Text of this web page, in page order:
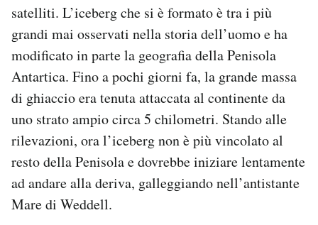
Esci
satelliti. L’iceberg che si è formato è tra i più
grandi mai osservati nella storia dell’uomo e ha
modificato in parte la geografia della Penisola
Antartica. Fino a pochi giorni fa, la grande massa
di ghiaccio era tenuta attaccata al continente da
uno strato ampio circa 5 chilometri. Stando alle
rilevazioni, ora l’iceberg non è più vincolato al
resto della Penisola e dovrebbe iniziare lentamente
ad andare alla deriva, galleggiando nell’antistante
Mare di Weddell.